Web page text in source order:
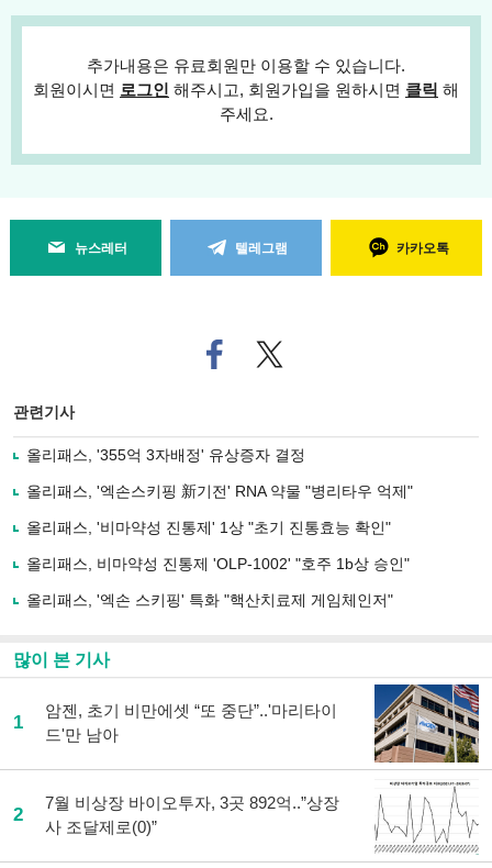
추가내용은 유료회원만 이용할 수 있습니다.
회원이시면 로그인 해주시고, 회원가입을 원하시면 클릭 해
주세요.
뉴스레터 텔레그램 카카오톡
페
이
로
기
사
유
기
트위
터로
관련기사
올리패스, '355억 3자배정' 유상증자 결정
올리패스, '엑손스키핑 新기전' RNA 약물 "병리타우 억제"
올리패스, '비마약성 진통제' 1상 "초기 진통효능 확인"
올리패스, 비마약성 진통제 'OLP-1002' "호주 1b상 승인"
올리패스, '엑손 스키핑' 특화 "핵산치료제 게임체인저"
많이 본 기사
1
암젠, 초기 비만에셋 “또 중단”..'마리타이
드'만 남아
2
7월 비상장 바이오투자, 3곳 892억..”상장
사 조달제로(0)”